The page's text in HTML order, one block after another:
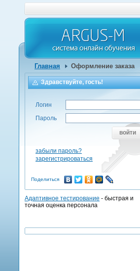
Главная Оформление заказа
Здравствуйте, гость!
Логин
Пароль
войти
забыли пароль?
зарегистрироваться
Поделиться
Адаптивное тестирование - быстрая и
точная оценка персонала